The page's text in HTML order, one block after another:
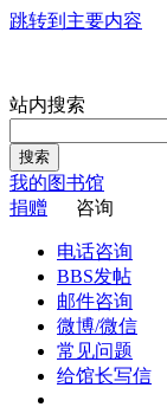
跳转到主要内容
站内搜索
搜索
我的图书馆
捐赠
咨询
电话咨询
BBS发帖
邮件咨询
微博/微信
常见问题
给馆长写信